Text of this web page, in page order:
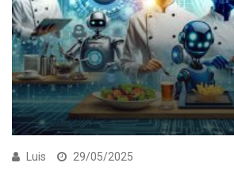
Luis 29/05/2025